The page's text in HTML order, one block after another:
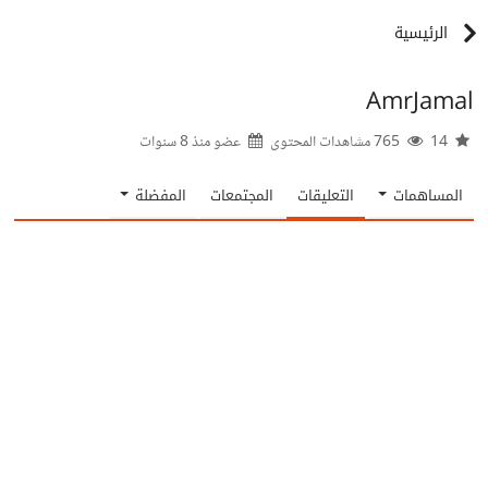
الرئيسية
AmrJamal
عضو منذ8 سنوات
المساهمات التعليقات المجتمعات المفضلة